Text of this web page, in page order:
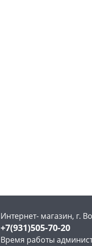
Интернет- магазин, г.
+7(931)505-70-20
Время работы
раз в 2 недели